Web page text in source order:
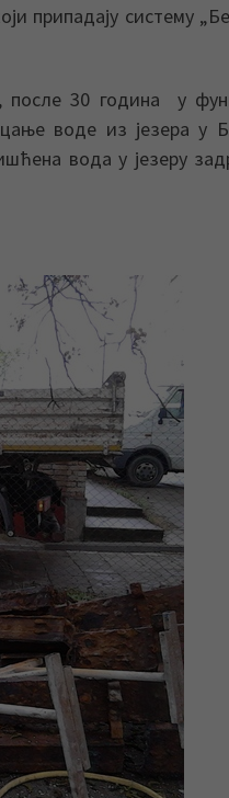
припадају систему
после 30 година у
воде из језера у
вода у језеру